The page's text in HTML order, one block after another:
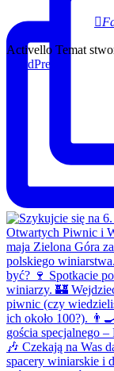
Activello Temat
WordPress